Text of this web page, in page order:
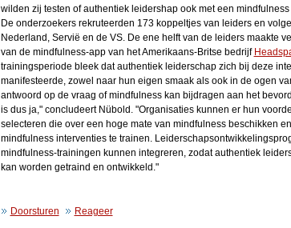
wilden zij testen of authentiek leidershap ook met een
De onderzoekers rekruteerden 173 koppeltjes van leiders en
Nederland, Servië en de VS. De ene helft van de leiders maakte
van de mindfulness-app van het Amerikaans-Britse bedrijf
trainingsperiode bleek dat authentiek leiderschap zich bij deze
manifesteerde, zowel naar hun eigen smaak als ook in de ogen
antwoord op de vraag of mindfulness kan bijdragen aan het
is dus ja," concludeert Nübold. "Organisaties kunnen er hun
selecteren die over een hoge mate van mindfulness beschikken
mindfulness interventies te trainen.
mindfulness-trainingen kunnen integreren, zodat authentiek
kan worden getraind en ontwikkeld."
Doorsturen Reageer